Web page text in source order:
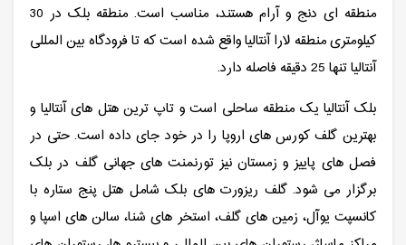
منطقه ای دنج و آرام هستند، مناسب است. منطقه بلک در 30
کیلومتری منطقه لارا آنتالیا واقع شده است که تا فرودگاه بین المللی
آنتالیا تنها 25 دقیقه فاصله دارد.
بلک آنتالیا یک منطقه ساحلی است و تاپ ترین هتل های آنتالیا و
بهترین گلف کورس های اروپا را در خود جای داده است. حتی در
فصل های پاییز و زمستان نیز تورنمنت های جهانی گلف در بلک
برگزار می شود. گلف ریزورت های بلک شامل هتل پنج ستاره با
کانسپت یوآل، زمین های گلف، استخر های شنا، سالن های اسپا و